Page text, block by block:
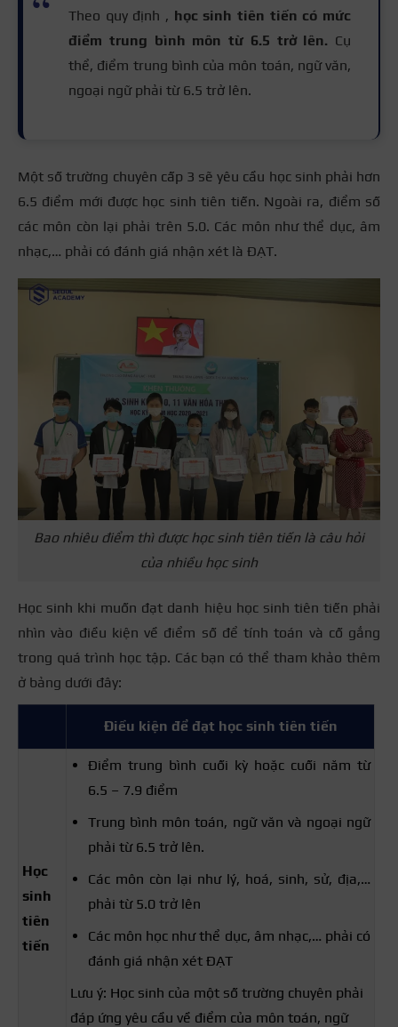
Theo quy định , học sinh tiên tiến có mức
điểm trung bình môn từ 6.5 trở lên. Cụ
thể, điểm trung bình của môn toán, ngữ văn,
ngoại ngữ phải từ 6.5 trở lên.
Một số trường chuyên cấp 3 sẽ yêu cầu học sinh phải hơn
6.5 điểm mới được học sinh tiên tiến. Ngoài ra, điểm số
các môn còn lại phải trên 5.0. Các môn như thể dục, âm
nhạc,… phải có đánh giá nhận xét là ĐẠT.
Bao nhiêu điểm thì được học sinh tiên tiến là câu hỏi
của nhiều học sinh
Học sinh khi muốn đạt danh hiệu học sinh tiên tiến phải
nhìn vào điều kiện về điểm số để tính toán và cố gắng
trong quá trình học tập. Các bạn có thể tham khảo thêm
ở bảng dưới đây:
Điều kiện để đạt học sinh tiên tiến
Học
sinh
tiên
tiến
Điểm trung bình cuối kỳ hoặc cuối năm từ
6.5 – 7.9 điểm
Trung bình môn toán, ngữ văn và ngoại ngữ
phải từ 6.5 trở lên.
Các môn còn lại như lý, hoá, sinh, sử, địa,…
phải từ 5.0 trở lên
Các môn học như thể dục, âm nhạc,… phải có
đánh giá nhận xét ĐẠT
Lưu ý: Học sinh của một số trường chuyên phải
đáp ứng yêu cầu về điểm của môn toán, ngữ